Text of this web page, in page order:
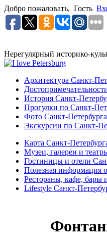
Добро пожаловать, Гость
Нерегулярный историко-
Архитектура Санкт-
История Санкт-
Прогулки по Санкт-
Фото Санкт-Петербурга
Экскурсии по Санкт-
Карта Санкт-
Музеи, галереи и
Гостиницы и отели
Полезная информация
Рестораны, кафе, бары
Lifestyle Санкт-